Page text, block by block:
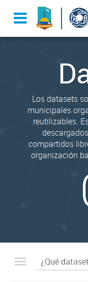
Los datasets
municipales
reutilizables.
compartidos
organización